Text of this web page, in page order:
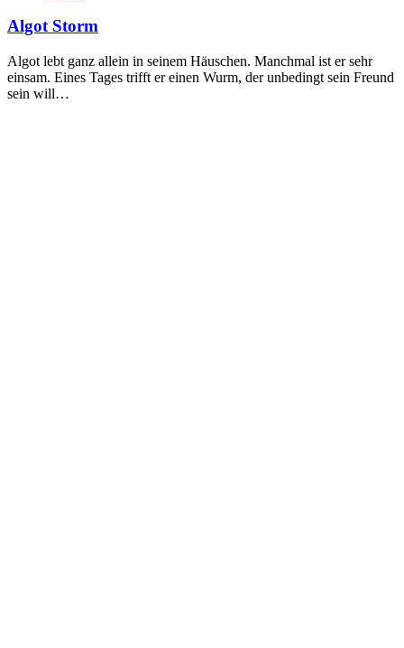
Algot Storm
Algot lebt ganz allein in seinem Häuschen. Manchmal ist er sehr
einsam. Eines Tages trifft er einen Wurm, der unbedingt sein Freund
sein will…